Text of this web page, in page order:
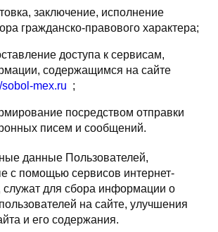
заключение, исполнение
гражданско-правового характера;
доступа к сервисам,
содержащимся на сайте
sobol-mex.ru ;
посредством отправки
писем и сообщений.
данные Пользователей,
с помощью сервисов интернет-
служат для сбора информации о
на сайте, улучшения
и его содержания.